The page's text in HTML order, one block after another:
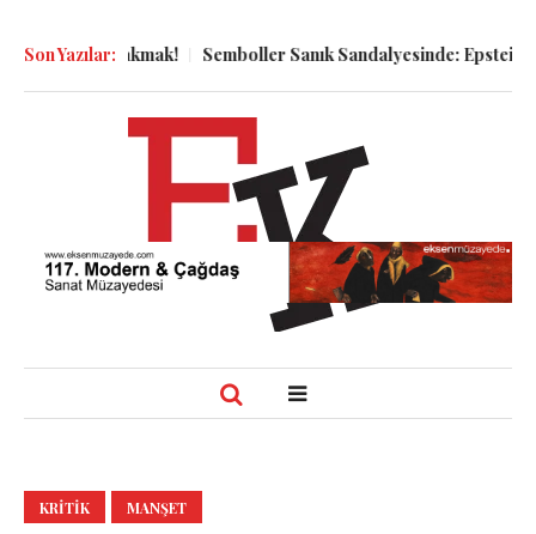
Son Yazılar:
Bakmak! Semboller Sanık Sandalyesinde: Epstein vakası
KRITIK MANŞET